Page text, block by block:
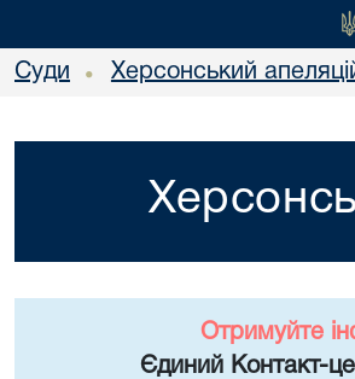
Суди • Херсонський
Отримуйте
Єдиний Контакт-